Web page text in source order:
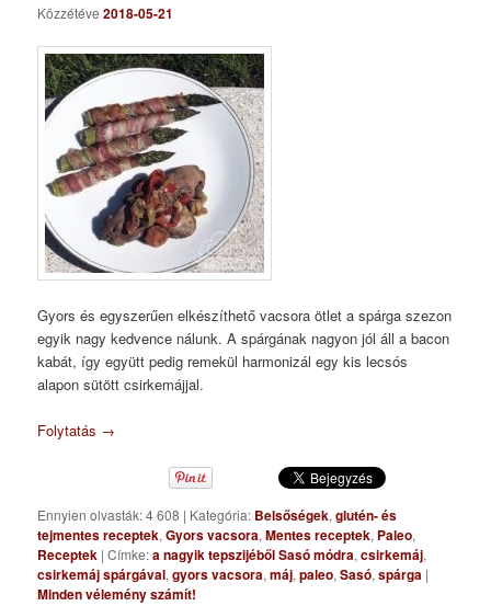
Közzétéve2018-05-21
Gyors és egyszerűen elkészíthető vacsora ötlet a spárga szezon
egyik nagy kedvence nálunk. A spárgának nagyon jól áll a bacon
kabát, így együtt pedig remekül harmonizál egy kis lecsós
alapon sütött csirkemájjal.
Folytatás →
Ennyien olvasták: 4 608 | Kategória: Belsőségek,glutén- és
tejmentes receptek,Gyors vacsora,Mentes receptek, Paleo,
Receptek |Címke:a nagyik tepszijéből Sasó módra,csirkemáj,
csirkemáj spárgával,gyors vacsora,máj,paleo,Sasó,spárga |
Minden vélemény számít!